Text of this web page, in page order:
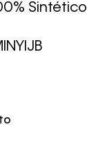
Sintético